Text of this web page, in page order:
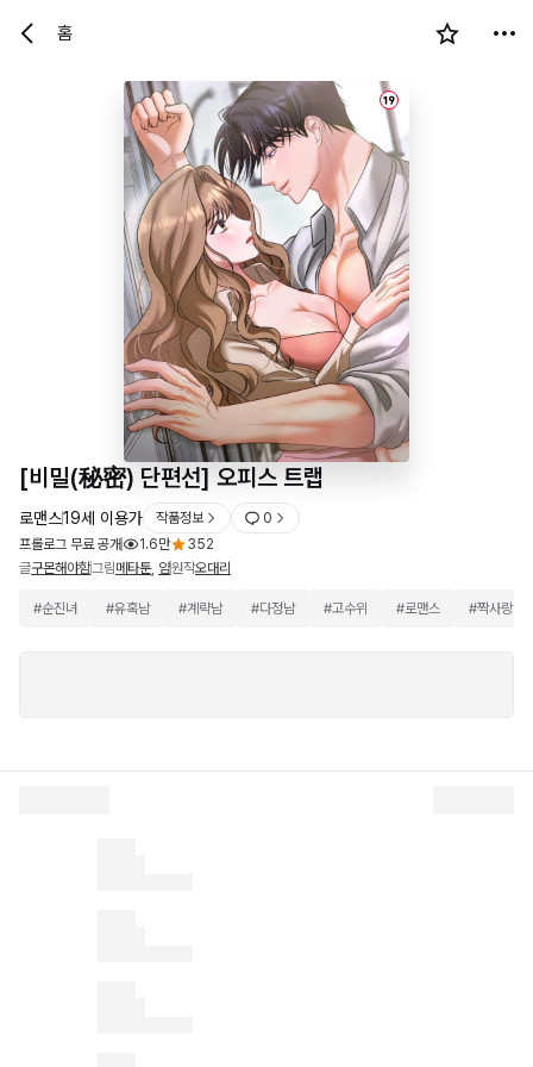
홈
[비밀(秘密) 단편선] 오피스 트랩
로맨스19세 이용가 작품정보
0
프롤로그 무료 공개
1.6만
352
글구몬해야함그림메타툰, 얌원작오대리
#순진녀 #유혹남 #계략남 #다정남 #고수위 #로맨스 #짝사랑